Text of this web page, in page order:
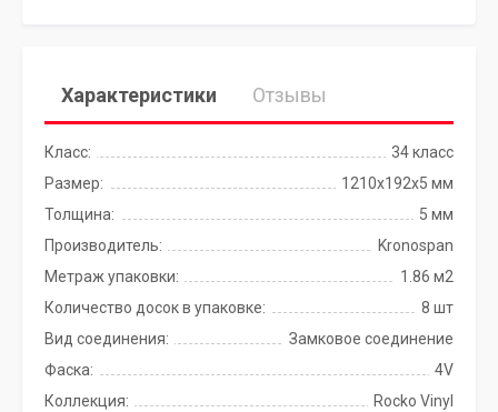
Характеристики Отзывы
Класс:
34 класс
Размер:
1210x192x5 мм
Толщина:
5 мм
Производитель:
Kronospan
Метраж упаковки:
1.86 м2
Количество досок в упаковке:
8 шт
Вид соединения:
Замковое соединение
Фаска:
4V
Коллекция:
Rocko Vinyl